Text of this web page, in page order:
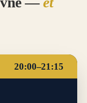
20:00–21:15